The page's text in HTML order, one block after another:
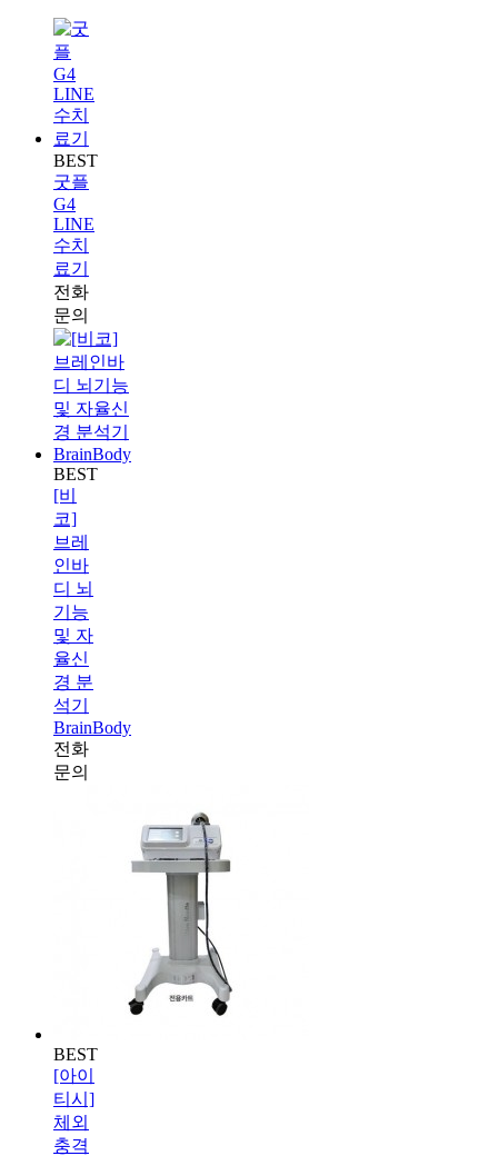
BEST
굿플
G4
LINE
수치
료기
전화
문의
BEST
[비
코]
브레
인바
디 뇌
기능
및 자
율신
경 분
석기
BrainBody
전화
문의
BEST
[아이
티시]
체외
충격